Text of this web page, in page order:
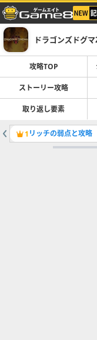
ドラゴンズドグ
攻略TOP
ストーリー攻略
取り返し要素
1 リッチの弱点と攻略